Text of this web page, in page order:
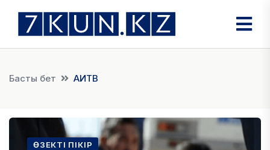
Басты бет АИТВ
ӨЗЕКТІ ПІКІР